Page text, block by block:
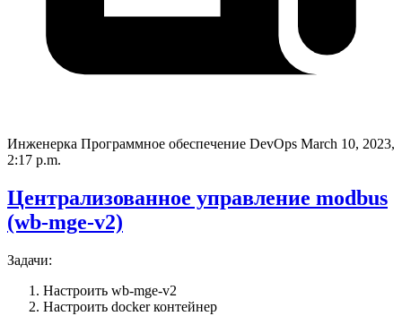
Инженерка Программное обеспечение DevOps March 10, 2023,
2:17 p.m.
Централизованное управление modbus
(wb-mge-v2)
Задачи:
Настроить wb-mge-v2
Настроить docker контейнер